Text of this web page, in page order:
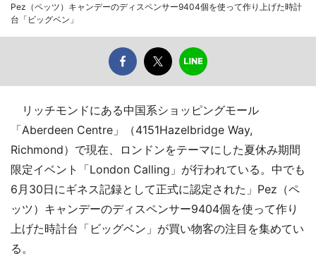
Pez（ペッツ）キャンデーのディスペンサー9404個を使って作り上げた時計
台「ビッグベン」
リッチモンドにある中国系ショッピングモール
「Aberdeen Centre」（4151Hazelbridge Way,
Richmond）で現在、ロンドンをテーマにした夏休み期間
限定イベント「London Calling」が行われている。中でも
6月30日にギネス記録として正式に認定された」Pez（ペ
ッツ）キャンデーのディスペンサー9404個を使って作り
上げた時計台「ビッグベン」が買い物客の注目を集めてい
る。